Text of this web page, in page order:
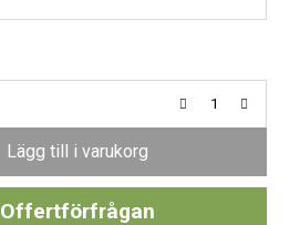
Lägg till i varukorg
Offertförfrågan